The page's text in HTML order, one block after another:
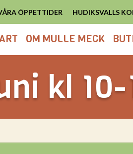
ÖPPETTIDER HUDIKSVALLS
OM MULLE MECK
kl 10-